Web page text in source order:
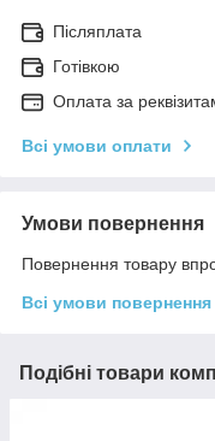
Післяплата
Готівкою
Оплата за
Всі умови оплати
Умови повернення
Повернення товару
Всі умови повернення
Подібні товари